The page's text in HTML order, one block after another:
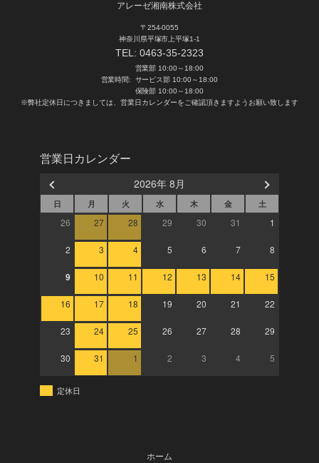
アレーゼ湘南株式会社
〒254-0055
神奈川県平塚市上平塚1-1
TEL:0463-35-2323
営業時間:
営業部 10:00～18:00
サービス部 10:00～18:00
保険部 10:00～18:00
※弊社定休日につきましては、営業日カレンダーをご確認頂きますようお願い致します
営業日カレンダー
2026年 8月
日 月 火 水 木 金 土
26 27 28 29 30 31 1
2 3 4 5 6 7 8
9 10 11 12 13 14 15
16 17 18 19 20 21 22
23 24 25 26 27 28 29
30 31 1 2 3 4 5
定休日
ホーム